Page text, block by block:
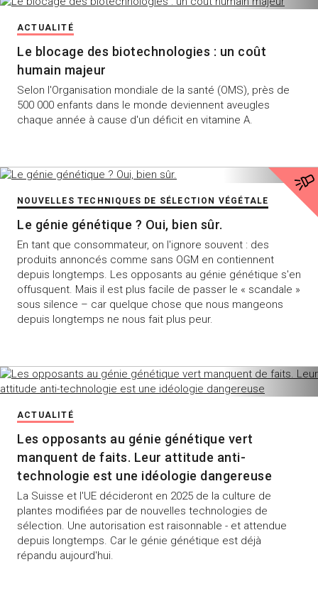
ACTUALITÉ
Le blocage des biotechnologies : un coût
humain majeur
Selon l'Organisation mondiale de la santé (OMS), près de
500 000 enfants dans le monde deviennent aveugles
chaque année à cause d'un déficit en vitamine A.
NOUVELLES TECHNIQUES DE SÉLECTION VÉGÉTALE
Le génie génétique ? Oui, bien sûr.
En tant que consommateur, on l'ignore souvent : des
produits annoncés comme sans OGM en contiennent
depuis longtemps. Les opposants au génie génétique s'en
offusquent. Mais il est plus facile de passer le « scandale »
sous silence – car quelque chose que nous mangeons
depuis longtemps ne nous fait plus peur.
ACTUALITÉ
Les opposants au génie génétique vert
manquent de faits. Leur attitude anti-
technologie est une idéologie dangereuse
La Suisse et l'UE décideront en 2025 de la culture de
plantes modifiées par de nouvelles technologies de
sélection. Une autorisation est raisonnable - et attendue
depuis longtemps. Car le génie génétique est déjà
répandu aujourd'hui.